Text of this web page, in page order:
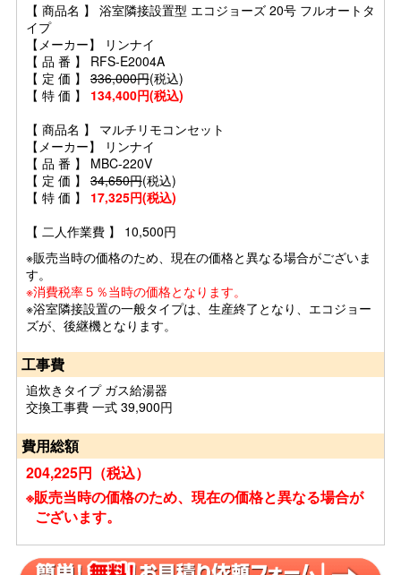
【 商品名 】 浴室隣接設置型 エコジョーズ 20号 フルオートタ
イプ
【メーカー】 リンナイ
【 品 番 】 RFS-E2004A
【 定 価 】 336,000円(税込)
【 特 価 】 134,400円(税込)
【 商品名 】 マルチリモコンセット
【メーカー】 リンナイ
【 品 番 】 MBC-220V
【 定 価 】 34,650円(税込)
【 特 価 】 17,325円(税込)
【 二人作業費 】 10,500円
※販売当時の価格のため、現在の価格と異なる場合がございま
す。
※消費税率５％当時の価格となります。
※浴室隣接設置の一般タイプは、生産終了となり、エコジョー
ズが、後継機となります。
工事費
追炊きタイプ ガス給湯器
交換工事費 一式 39,900円
費用総額
204,225円（税込）
※販売当時の価格のため、現在の価格と異なる場合が
ございます。